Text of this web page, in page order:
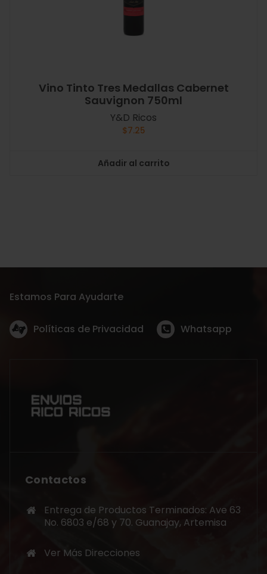
Vino Tinto Tres Medallas Cabernet
Sauvignon 750ml
Y&D Ricos
$7.25
Añadir al carrito
Estamos Para Ayudarte
Políticas de Privacidad Whatsapp
Contactos
Entrega de Productos Terminados: Ave 63
No. 6803 e/68 y 70. Guanajay, Artemisa
Ver Más Direcciones